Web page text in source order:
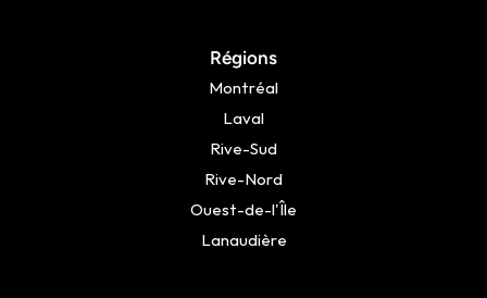
Régions
Montréal
Laval
Rive-Sud
Rive-Nord
Ouest-de-l'Île
Lanaudière